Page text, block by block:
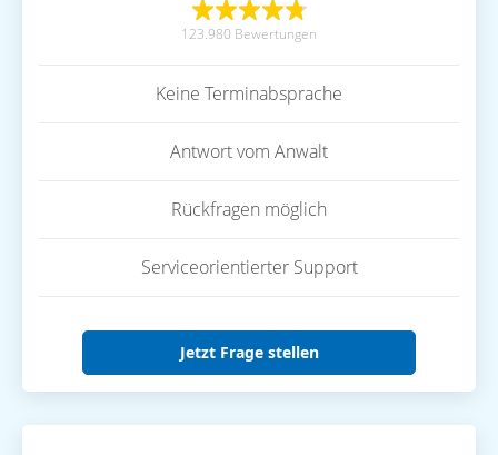
123.980 Bewertungen
Keine Terminabsprache
Antwort vom Anwalt
Rückfragen möglich
Serviceorientierter Support
Jetzt Frage stellen